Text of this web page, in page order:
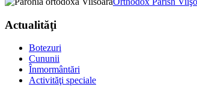
Actualităţi
Botezuri
Cununii
Înmormântări
Activităţi speciale